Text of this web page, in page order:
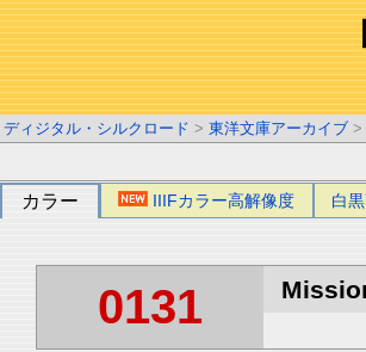
ディジタル・シルクロード > 東洋文庫アーカイブ >
カラー IIIFカラー高解像度 白
0131